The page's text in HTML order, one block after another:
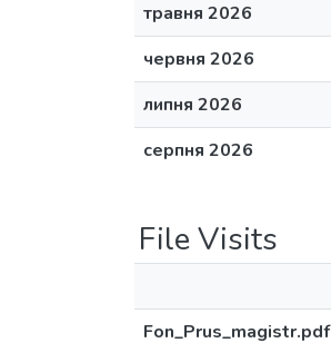
травня 2026
червня 2026
липня 2026
серпня 2026
File Visits
Fon_Prus_magistr.pdf